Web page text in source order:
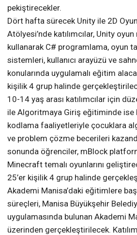
pekiştirecekler.
Dört hafta sürecek Unity ile 2D
Atölyesi’nde katılımcılar, Unity
kullanarak C# programlama, oyun
sistemleri, kullanıcı arayüzü ve
konularında uygulamalı eğitim
kişilik 4 grup halinde
10-14 yaş arası katılımcılar için
ile Algoritmaya Giriş eğitiminde ise
kodlama faaliyetleriyle çocuklara
ve problem çözme becerileri
sonunda öğrenciler, mBlock
Minecraft temalı oyunlarını
25’er kişilik 4 grup halinde
Akademi Manisa’daki eğitimlere
süreçleri, Manisa Büyükşehir
uygulamasında bulunan Akademi
üzerinden gerçekleştirilecek.